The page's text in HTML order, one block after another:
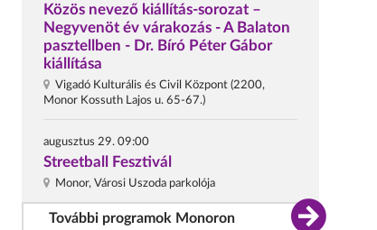
Közös nevező kiállítás-sorozat –
Negyvenöt év várakozás - A Balaton
pasztellben - Dr. Bíró Péter Gábor
kiállítása
Vigadó Kulturális és Civil Központ (2200,
Monor Kossuth Lajos u. 65-67.)
augusztus 29. 09:00
Streetball Fesztivál
Monor, Városi Uszoda parkolója
További programok Monoron